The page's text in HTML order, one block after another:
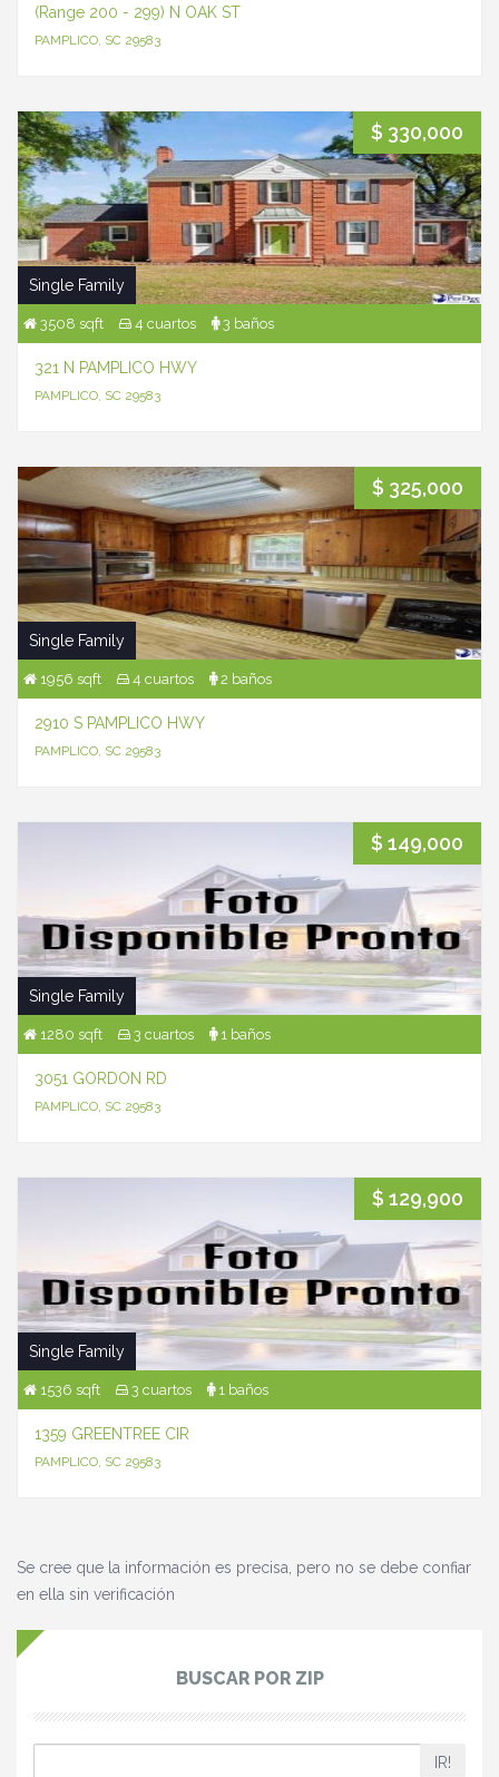
(Range 200 - 299) N OAK ST
PAMPLICO, SC 29583
$ 330,000
Single Family
3508 sqft 4 cuartos 3 baños
321 N PAMPLICO HWY
PAMPLICO, SC 29583
$ 325,000
Single Family
1956 sqft 4 cuartos 2 baños
2910 S PAMPLICO HWY
PAMPLICO, SC 29583
$ 149,000
Single Family
1280 sqft 3 cuartos 1 baños
3051 GORDON RD
PAMPLICO, SC 29583
$ 129,900
Single Family
1536 sqft 3 cuartos 1 baños
1359 GREENTREE CIR
PAMPLICO, SC 29583
Se cree que la información es precisa, pero no se debe confiar
en ella sin verificación
BUSCAR POR ZIP
IR!